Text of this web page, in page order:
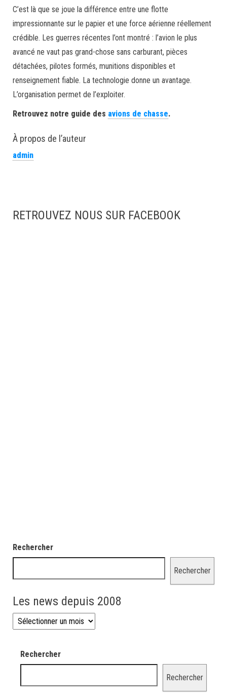
C’est là que se joue la différence entre une flotte
impressionnante sur le papier et une force aérienne réellement
crédible. Les guerres récentes l’ont montré : l’avion le plus
avancé ne vaut pas grand-chose sans carburant, pièces
détachées, pilotes formés, munitions disponibles et
renseignement fiable. La technologie donne un avantage.
L’organisation permet de l’exploiter.
Retrouvez notre guide des avions de chasse.
À propos de l’auteur
admin
RETROUVEZ NOUS SUR FACEBOOK
Rechercher
Rechercher
Les news depuis 2008
Les news depuis 2008
Rechercher
Rechercher